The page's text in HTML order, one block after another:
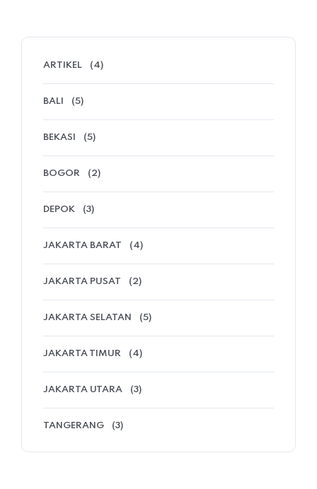
ARTIKEL (4)
BALI (5)
BEKASI (5)
BOGOR (2)
DEPOK (3)
JAKARTA BARAT (4)
JAKARTA PUSAT (2)
JAKARTA SELATAN (5)
JAKARTA TIMUR (4)
JAKARTA UTARA (3)
TANGERANG (3)